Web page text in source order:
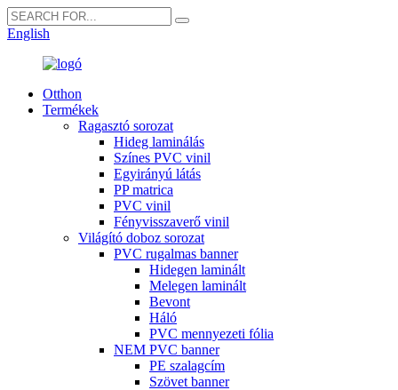
English
Otthon
Termékek
Ragasztó sorozat
Hideg laminálás
Színes PVC vinil
Egyirányú látás
PP matrica
PVC vinil
Fényvisszaverő vinil
Világító doboz sorozat
PVC rugalmas banner
Hidegen laminált
Melegen laminált
Bevont
Háló
PVC mennyezeti fólia
NEM PVC banner
PE szalagcím
Szövet banner